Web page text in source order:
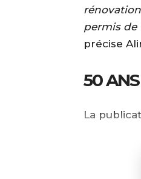
permis de
précise
50
La